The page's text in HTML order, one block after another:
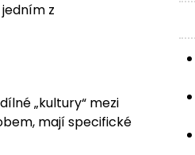
z
„kultury“ mezi
mají specifické